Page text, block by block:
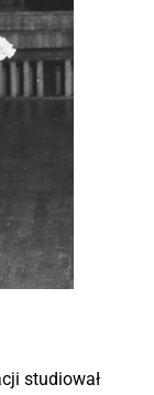
studiował